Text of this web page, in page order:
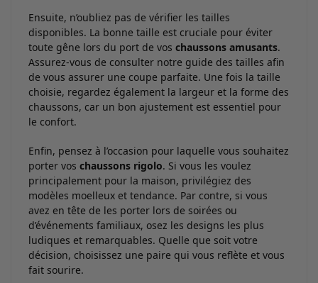
Ensuite, n’oubliez pas de vérifier les tailles
disponibles. La bonne taille est cruciale pour éviter
toute gêne lors du port de vos chaussons amusants.
Assurez-vous de consulter notre guide des tailles afin
de vous assurer une coupe parfaite. Une fois la taille
choisie, regardez également la largeur et la forme des
chaussons, car un bon ajustement est essentiel pour
le confort.
Enfin, pensez à l’occasion pour laquelle vous souhaitez
porter vos chaussons rigolo. Si vous les voulez
principalement pour la maison, privilégiez des
modèles moelleux et tendance. Par contre, si vous
avez en tête de les porter lors de soirées ou
d’événements familiaux, osez les designs les plus
ludiques et remarquables. Quelle que soit votre
décision, choisissez une paire qui vous reflète et vous
fait sourire.